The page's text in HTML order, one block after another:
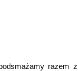
razem z